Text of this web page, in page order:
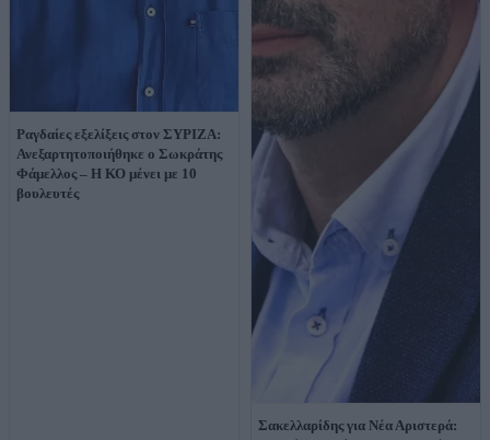
Ραγδαίες εξελίξεις στον ΣΥΡΙΖΑ:
Ανεξαρτητοποιήθηκε ο Σωκράτης
Φάμελλος – Η ΚΟ μένει με 10
βουλευτές
Σακελλαρίδης για Νέα Αριστερά: